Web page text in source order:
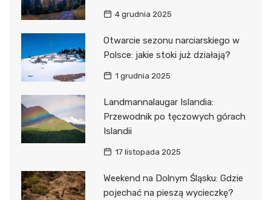
4 grudnia 2025
Otwarcie sezonu narciarskiego w
Polsce: jakie stoki już działają?
1 grudnia 2025
Landmannalaugar Islandia:
Przewodnik po tęczowych górach
Islandii
17 listopada 2025
Weekend na Dolnym Śląsku: Gdzie
pojechać na pieszą wycieczkę?